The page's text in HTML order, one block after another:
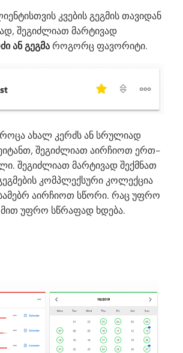
კვების გეგმის თავიდან
შეგიძლიათ მარტივად
ან გეგმა როგორც ფავორიტი.
როცა ახალ კერძს ან სრულიად
შეგიძლიათ აირჩიოთ ერთ-
შეგიძლიათ მარტივად შექმნათ
კომპლექსური კოლექცია
აირჩიოთ სწორი. რაც უფრო
მით უფრო სწრაფად ხდება.